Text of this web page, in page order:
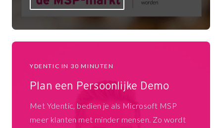
YDENTIC IN 30 MINUTEN
Plan een Persoonlijke Demo
Met Ydentic, bedien je als Microsoft MSP
meer klanten met minder mensen. Zo wordt